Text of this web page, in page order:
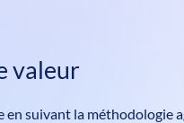
valeur
suivant la méthodologie